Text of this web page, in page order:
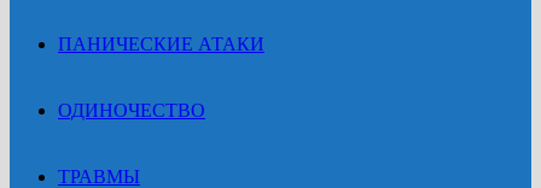
ПАНИЧЕСКИЕ АТАКИ
ОДИНОЧЕСТВО
ТРАВМЫ